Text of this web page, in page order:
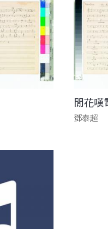
閒花嘆
鄧泰超